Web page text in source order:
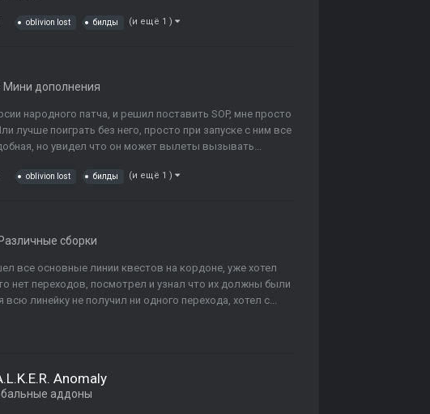
oblivion lost билды (и ещё 1 )
Мини дополнения
народного патча, и решил поставить SOP, мне просто
лучше поиграть без него, просто при запуске с ним все
но увидел что он может вылеты вызывать...
oblivion lost билды (и ещё 1 )
Различные сборки
все основные линии квестов на кордоне, уже хотел
нет переходов, посмотрел и узнал что их должны были
линейку не получил ни одного перехода, хотел с...
Anomaly
аддоны